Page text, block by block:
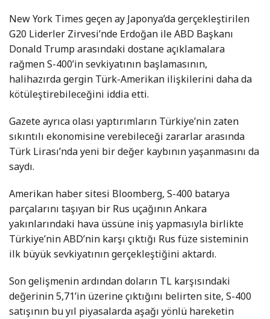
New York Times geçen ay Japonya’da gerçekleştirilen
G20 Liderler Zirvesi’nde Erdoğan ile ABD Başkanı
Donald Trump arasındaki dostane açıklamalara
rağmen S-400’in sevkiyatının başlamasının,
halihazırda gergin Türk-Amerikan ilişkilerini daha da
kötüleştirebileceğini iddia etti.
Gazete ayrıca olası yaptırımların Türkiye’nin zaten
sıkıntılı ekonomisine verebileceği zararlar arasında
Türk Lirası’nda yeni bir değer kaybının yaşanmasını da
saydı.
Amerikan haber sitesi Bloomberg, S-400 batarya
parçalarını taşıyan bir Rus uçağının Ankara
yakınlarındaki hava üssüne iniş yapmasıyla birlikte
Türkiye’nin ABD’nin karşı çıktığı Rus füze sisteminin
ilk büyük sevkiyatının gerçekleştiğini aktardı.
Son gelişmenin ardından doların TL karşısındaki
değerinin 5,71’in üzerine çıktığını belirten site, S-400
satışının bu yıl piyasalarda aşağı yönlü hareketin